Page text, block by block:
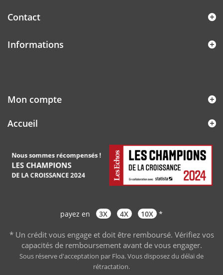
Contact
Informations
Mon compte
Accueil
payez en 3X 4X 10X *
* Un crédit vous engage et doit être remboursé. Vérifiez vos
capacités de remboursement avant de vous engager.
Sous réserve d'acceptation par Floa. Vous disposez du délai de
rétractation.